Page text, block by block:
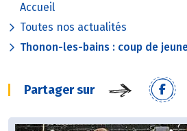
Accueil
Toutes nos actualités
Thonon-les-bains : coup de
Partager sur